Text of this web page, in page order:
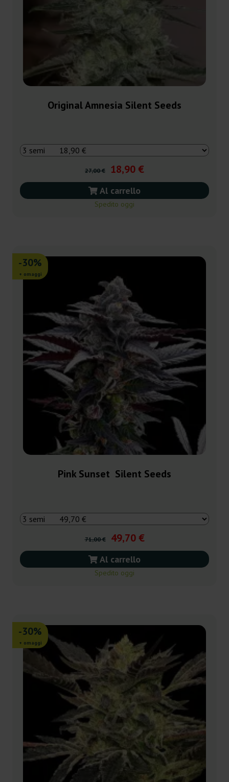
Original Amnesia Silent Seeds
27,00 € 18,90 €
Al carrello
Spedito oggi
-30%
+ omaggi
Pink Sunset Silent Seeds
71,00 € 49,70 €
Al carrello
Spedito oggi
-30%
+ omaggi